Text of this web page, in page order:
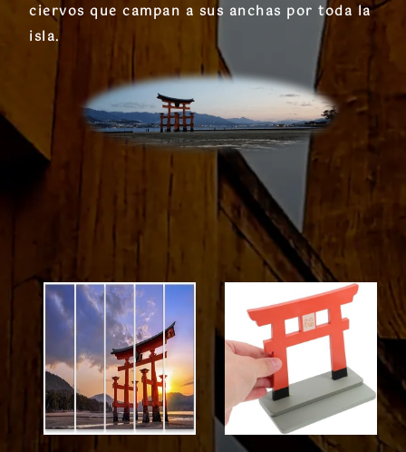
ciervos que campan a sus anchas por toda la
isla.